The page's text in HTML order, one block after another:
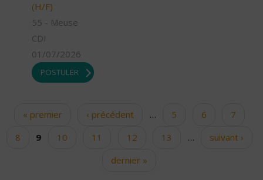
(H/F)
55 - Meuse
CDI
01/07/2026
POSTULER
Pages« premier ‹ précédent … 5 6
7
8
9 10 11 12 13 …
suivant ›
dernier »